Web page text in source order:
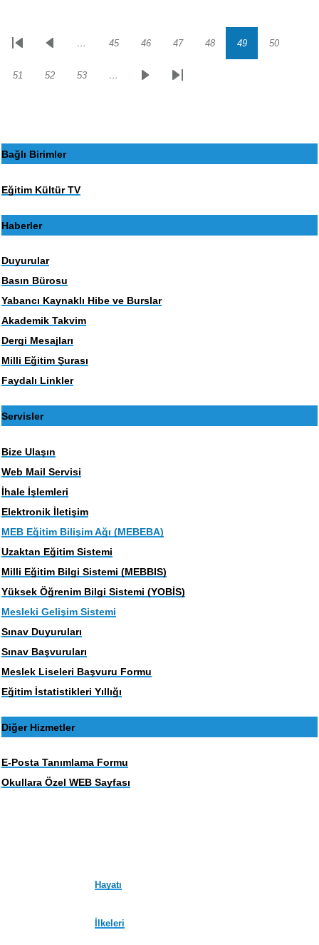
Sayfalama
İlk
Önceki… Sayfa
45 Sayfa
46 Sayfa
47 Sayfa
48 Sayfa
49 Sayfa
50
Sayfa
51 Sayfa
52 Sayfa
53 …
SonrakiSon
Bağlı Birimler
Eğitim Kültür TV
Haberler
Duyurular
Basın Bürosu
Yabancı Kaynaklı Hibe ve Burslar
Akademik Takvim
Dergi Mesajları
Milli Eğitim Şurası
Faydalı Linkler
Servisler
Bize Ulaşın
Web Mail Servisi
İhale İşlemleri
Elektronik İletişim
MEB Eğitim Bilişim Ağı (MEBEBA)
Uzaktan Eğitim Sistemi
Milli Eğitim Bilgi Sistemi (MEBBIS)
Yüksek Öğrenim Bilgi Sistemi (YOBİS)
Mesleki Gelişim Sistemi
Sınav Duyuruları
Sınav Başvuruları
Meslek Liseleri Başvuru Formu
Eğitim İstatistikleri Yıllığı
Diğer Hizmetler
E-Posta Tanımlama Formu
Okullara Özel WEB Sayfası
Hayatı
İlkeleri